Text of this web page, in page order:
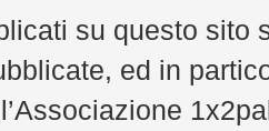
su questo sito
ed in